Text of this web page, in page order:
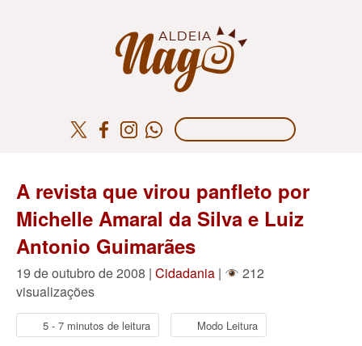
A revista que virou panfleto por
Michelle Amaral da Silva e Luiz
Antonio Guimarães
19 de outubro de 2008 | Cidadania |
212
visualizações
5 - 7 minutos de leitura Modo Leitura